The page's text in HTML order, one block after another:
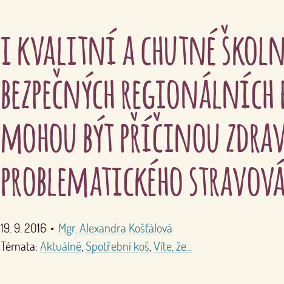
i kvalitní a chutné
bezpečných
mohou být příčinou
problematického
19. 9. 2016 • Mgr. Alexandra Košťálová
Témata: Aktuálně, Spotřební koš,Víte, že...